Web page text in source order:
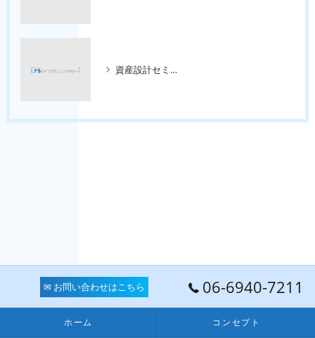
資産設計セミナー ３回コース
✉ お問い合わせはこちら 06-6940-7211
ホーム コンセプト